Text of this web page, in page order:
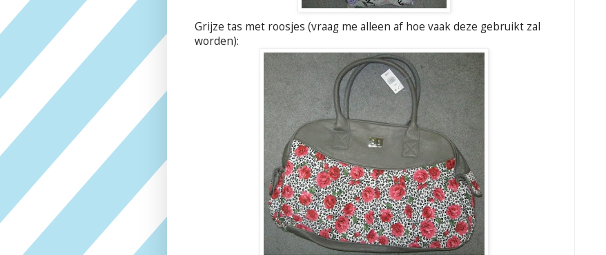
Grijze tas met roosjes (vraag me alleen af hoe vaak deze gebruikt zal
worden):